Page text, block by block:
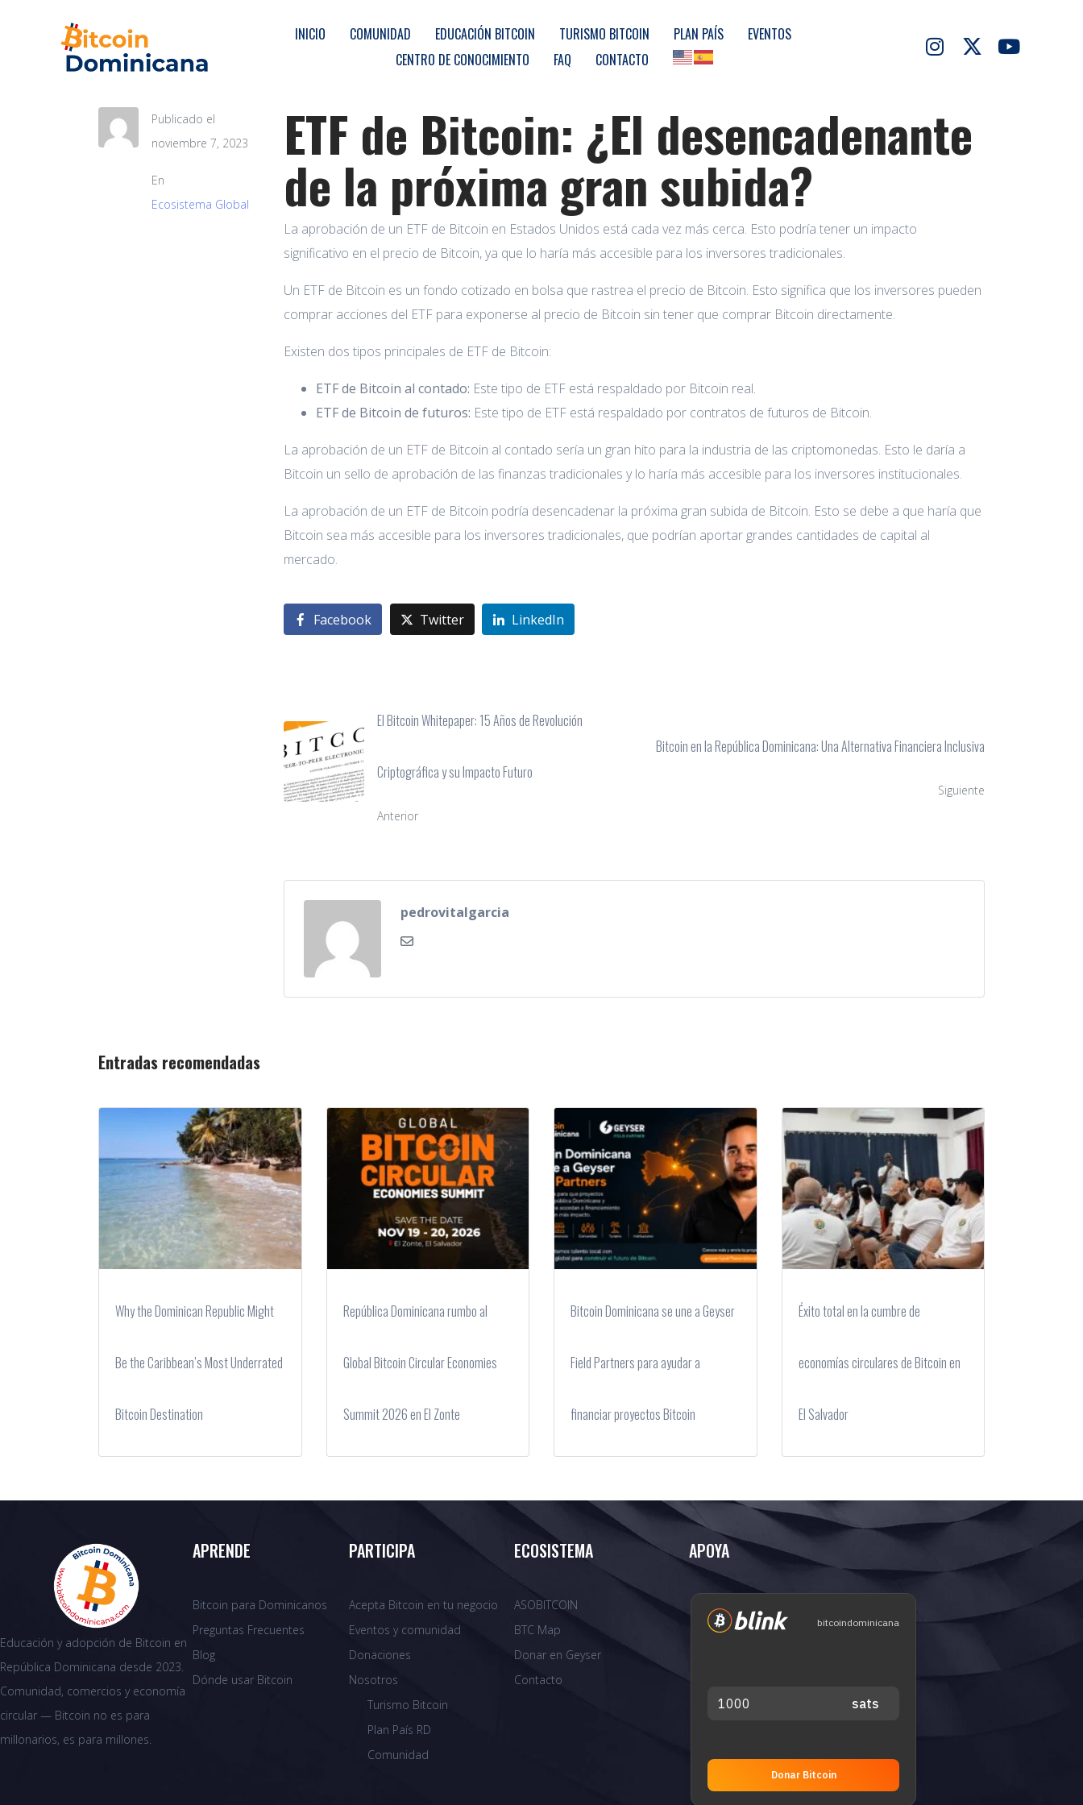
INICIO COMUNIDAD EDUCACIÓN BITCOIN TURISMO BITCOIN PLAN PAÍS
EVENTOS
CENTRO DE CONOCIMIENTO
FAQ CONTACTO
Publicado el
noviembre 7, 2023
En
Ecosistema Global
ETF de Bitcoin: ¿El desencadenante
de la próxima gran subida?
La aprobación de un ETF de Bitcoin en Estados Unidos está cada vez más cerca. Esto podría tener un impacto
significativo en el precio de Bitcoin, ya que lo haría más accesible para los inversores tradicionales.
Un ETF de Bitcoin es un fondo cotizado en bolsa que rastrea el precio de Bitcoin. Esto significa que los inversores pueden
comprar acciones del ETF para exponerse al precio de Bitcoin sin tener que comprar Bitcoin directamente.
Existen dos tipos principales de ETF de Bitcoin:
ETF de Bitcoin al contado: Este tipo de ETF está respaldado por Bitcoin real.
ETF de Bitcoin de futuros: Este tipo de ETF está respaldado por contratos de futuros de Bitcoin.
La aprobación de un ETF de Bitcoin al contado sería un gran hito para la industria de las criptomonedas. Esto le daría a
Bitcoin un sello de aprobación de las finanzas tradicionales y lo haría más accesible para los inversores institucionales.
La aprobación de un ETF de Bitcoin podría desencadenar la próxima gran subida de Bitcoin. Esto se debe a que haría que
Bitcoin sea más accesible para los inversores tradicionales, que podrían aportar grandes cantidades de capital al
mercado.
Facebook Twitter LinkedIn
El Bitcoin Whitepaper: 15 Años de Revolución
Criptográfica y su Impacto Futuro
Anterior
Bitcoin en la República Dominicana: Una Alternativa Financiera Inclusiva
Siguiente
pedrovitalgarcia
Entradas recomendadas
Why the Dominican Republic Might
Be the Caribbean’s Most Underrated
Bitcoin Destination
República Dominicana rumbo al
Global Bitcoin Circular Economies
Summit 2026 en El Zonte
Bitcoin Dominicana se une a Geyser
Field Partners para ayudar a
financiar proyectos Bitcoin
Éxito total en la cumbre de
economías circulares de Bitcoin en
El Salvador
Educación y adopción de Bitcoin en
República Dominicana desde 2023.
Comunidad, comercios y economía
circular — Bitcoin no es para
millonarios, es para millones.
APRENDE
Bitcoin para Dominicanos
Preguntas Frecuentes
Blog
Dónde usar Bitcoin
PARTICIPA
Acepta Bitcoin en tu negocio
Eventos y comunidad
Donaciones
Nosotros
Turismo Bitcoin
Plan País RD
Comunidad
ECOSISTEMA
ASOBITCOIN
BTC Map
Donar en Geyser
Contacto
APOYA
bitcoindominicana
Donar Bitcoin